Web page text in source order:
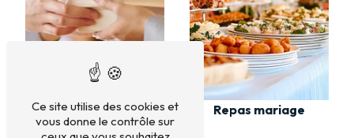
Plat à emporter Repas mariage
Ce site utilise des cookies et
vous donne le contrôle sur